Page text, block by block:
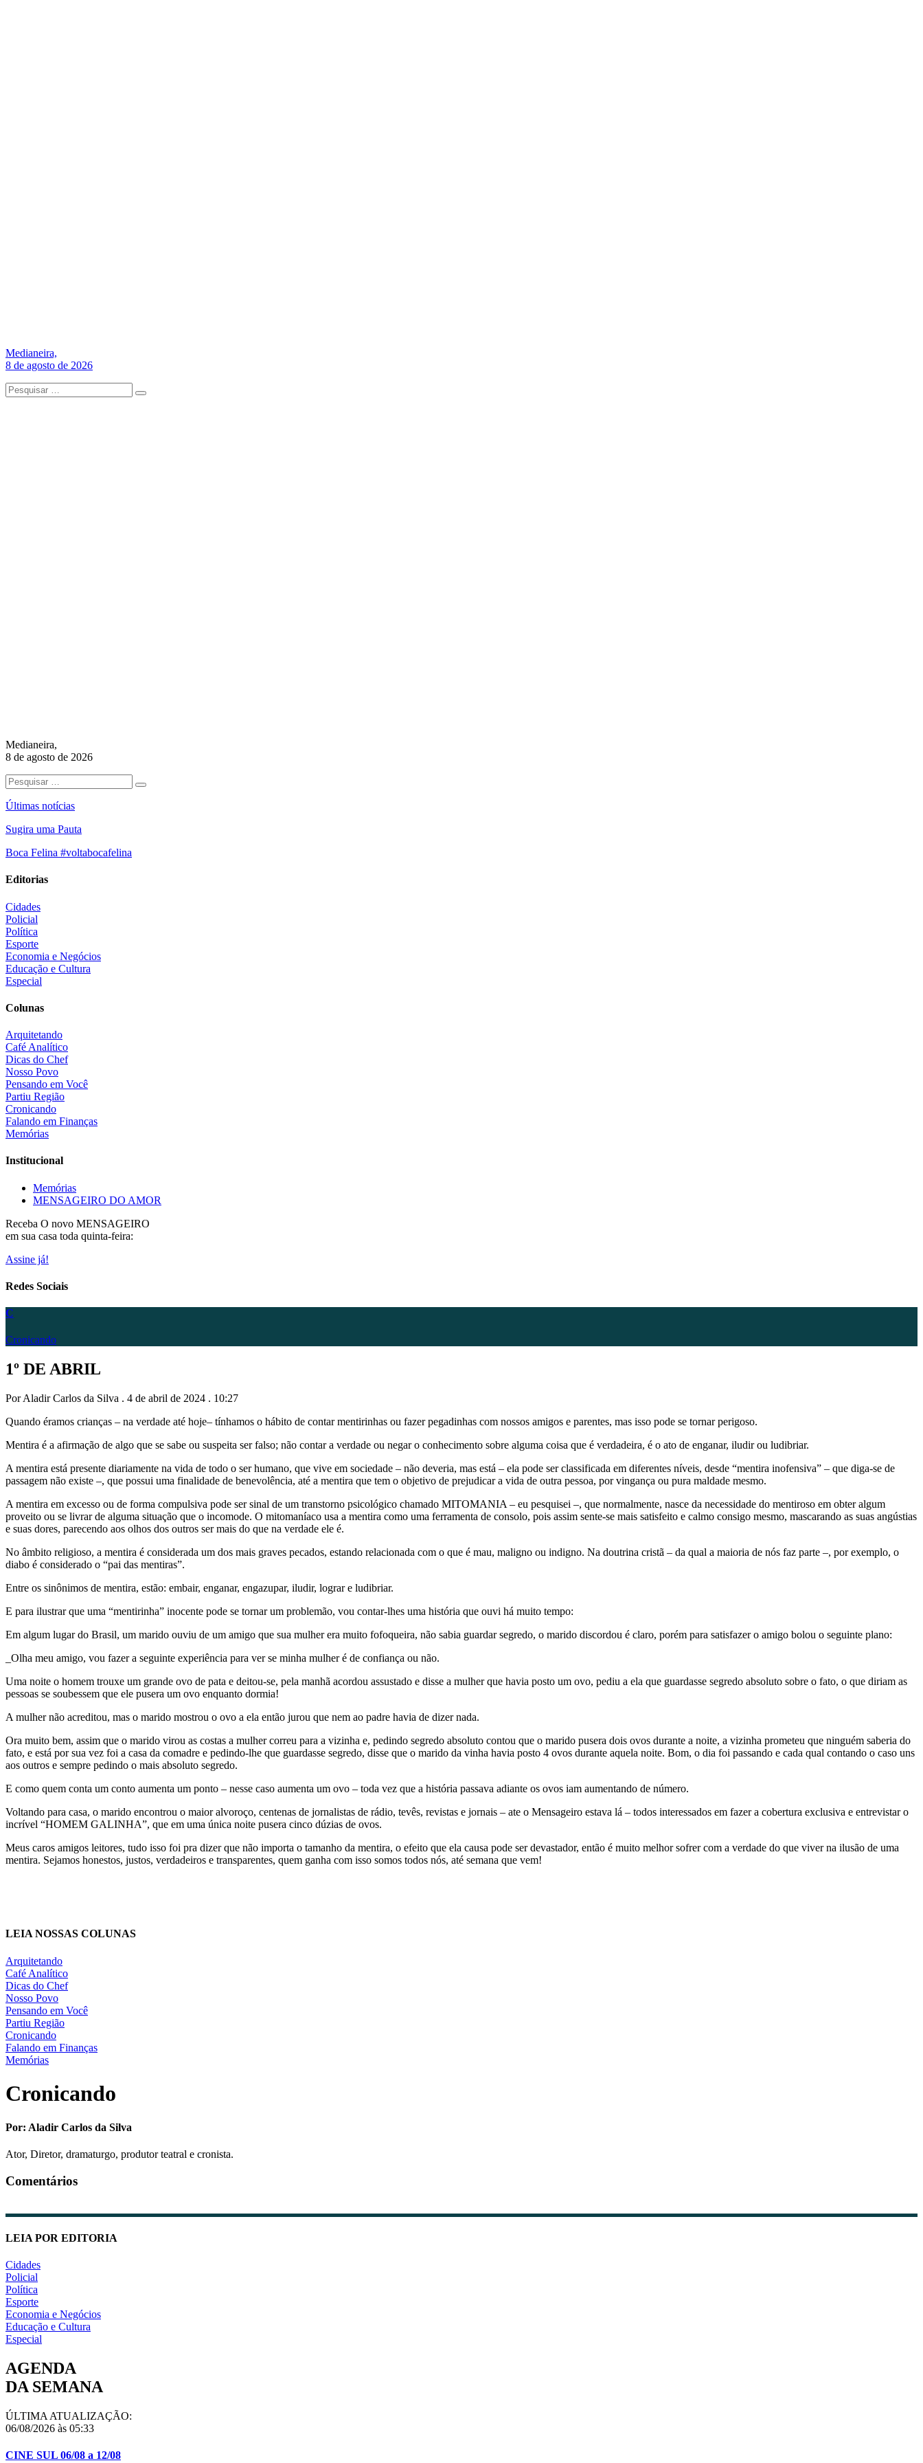
Medianeira,
8 de agosto de 2026
Medianeira,
8 de agosto de 2026
Últimas notícias
Sugira uma Pauta
Boca Felina #voltabocafelina
Editorias
Cidades
Policial
Política
Esporte
Economia e Negócios
Educação e Cultura
Especial
Colunas
Arquitetando
Café Analítico
Dicas do Chef
Nosso Povo
Pensando em Você
Partiu Região
Cronicando
Falando em Finanças
Memórias
Institucional
Memórias
MENSAGEIRO DO AMOR
Receba O novo MENSAGEIRO
em sua casa toda quinta-feira:
Assine já!
Redes Sociais
C
Cronicando
1º DE ABRIL
Por Aladir Carlos da Silva . 4 de abril de 2024 . 10:27
Quando éramos crianças – na verdade até hoje– tínhamos o hábito de contar mentirinhas ou fazer pegadinhas com nossos amigos e parentes, mas isso pode se tornar perigoso.
Mentira é a afirmação de algo que se sabe ou suspeita ser falso; não contar a verdade ou negar o conhecimento sobre alguma coisa que é verdadeira, é o ato de enganar, iludir ou ludibriar.
A mentira está presente diariamente na vida de todo o ser humano, que vive em sociedade – não deveria, mas está – ela pode ser classificada em diferentes níveis, desde “mentira inofensiva” – que diga-se de
passagem não existe –, que possui uma finalidade de benevolência, até a mentira que tem o objetivo de prejudicar a vida de outra pessoa, por vingança ou pura maldade mesmo.
A mentira em excesso ou de forma compulsiva pode ser sinal de um transtorno psicológico chamado MITOMANIA – eu pesquisei –, que normalmente, nasce da necessidade do mentiroso em obter algum
proveito ou se livrar de alguma situação que o incomode. O mitomaníaco usa a mentira como uma ferramenta de consolo, pois assim sente-se mais satisfeito e calmo consigo mesmo, mascarando as suas angústias
e suas dores, parecendo aos olhos dos outros ser mais do que na verdade ele é.
No âmbito religioso, a mentira é considerada um dos mais graves pecados, estando relacionada com o que é mau, maligno ou indigno. Na doutrina cristã – da qual a maioria de nós faz parte –, por exemplo, o
diabo é considerado o “pai das mentiras”.
Entre os sinônimos de mentira, estão: embair, enganar, engazupar, iludir, lograr e ludibriar.
E para ilustrar que uma “mentirinha” inocente pode se tornar um problemão, vou contar-lhes uma história que ouvi há muito tempo:
Em algum lugar do Brasil, um marido ouviu de um amigo que sua mulher era muito fofoqueira, não sabia guardar segredo, o marido discordou é claro, porém para satisfazer o amigo bolou o seguinte plano:
_Olha meu amigo, vou fazer a seguinte experiência para ver se minha mulher é de confiança ou não.
Uma noite o homem trouxe um grande ovo de pata e deitou-se, pela manhã acordou assustado e disse a mulher que havia posto um ovo, pediu a ela que guardasse segredo absoluto sobre o fato, o que diriam as
pessoas se soubessem que ele pusera um ovo enquanto dormia!
A mulher não acreditou, mas o marido mostrou o ovo a ela então jurou que nem ao padre havia de dizer nada.
Ora muito bem, assim que o marido virou as costas a mulher correu para a vizinha e, pedindo segredo absoluto contou que o marido pusera dois ovos durante a noite, a vizinha prometeu que ninguém saberia do
fato, e está por sua vez foi a casa da comadre e pedindo-lhe que guardasse segredo, disse que o marido da vinha havia posto 4 ovos durante aquela noite. Bom, o dia foi passando e cada qual contando o caso uns
aos outros e sempre pedindo o mais absoluto segredo.
E como quem conta um conto aumenta um ponto – nesse caso aumenta um ovo – toda vez que a história passava adiante os ovos iam aumentando de número.
Voltando para casa, o marido encontrou o maior alvoroço, centenas de jornalistas de rádio, tevês, revistas e jornais – ate o Mensageiro estava lá – todos interessados em fazer a cobertura exclusiva e entrevistar o
incrível “HOMEM GALINHA”, que em uma única noite pusera cinco dúzias de ovos.
Meus caros amigos leitores, tudo isso foi pra dizer que não importa o tamanho da mentira, o efeito que ela causa pode ser devastador, então é muito melhor sofrer com a verdade do que viver na ilusão de uma
mentira. Sejamos honestos, justos, verdadeiros e transparentes, quem ganha com isso somos todos nós, até semana que vem!
LEIA NOSSAS COLUNAS
Arquitetando
Café Analítico
Dicas do Chef
Nosso Povo
Pensando em Você
Partiu Região
Cronicando
Falando em Finanças
Memórias
Cronicando
Por: Aladir Carlos da Silva
Ator, Diretor, dramaturgo, produtor teatral e cronista.
Comentários
LEIA POR EDITORIA
Cidades
Policial
Política
Esporte
Economia e Negócios
Educação e Cultura
Especial
AGENDA
DA SEMANA
ÚLTIMA ATUALIZAÇÃO:
06/08/2026 às 05:33
CINE SUL 06/08 a 12/08